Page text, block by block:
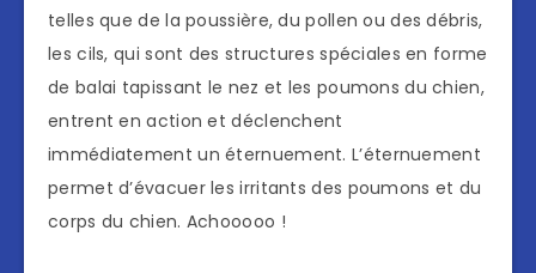
telles que de la poussière, du pollen ou des débris,
les cils, qui sont des structures spéciales en forme
de balai tapissant le nez et les poumons du chien,
entrent en action et déclenchent
immédiatement un éternuement. L’éternuement
permet d’évacuer les irritants des poumons et du
corps du chien. Achooooo !